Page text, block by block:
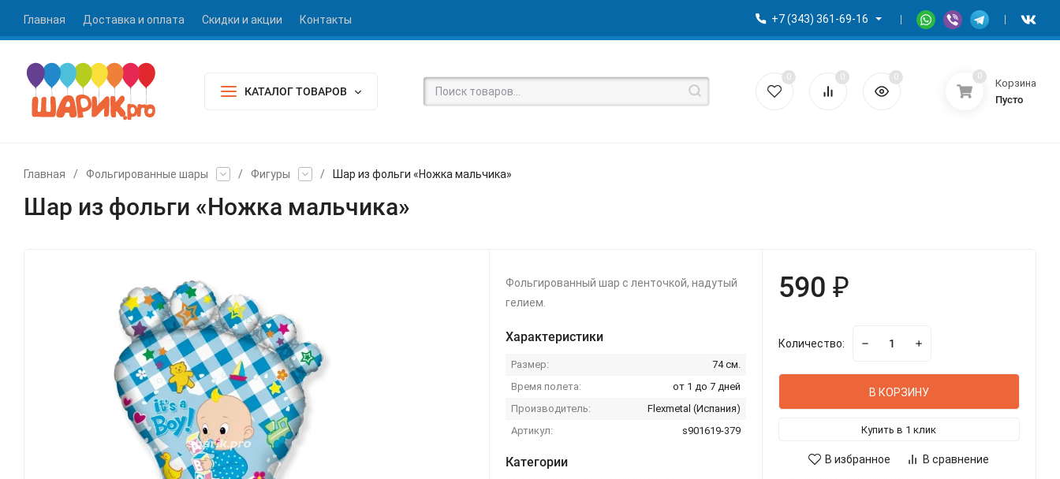
Главная Доставка и оплата Скидки и акции Контакты +7 (343) 361-69-16
КАТАЛОГ ТОВАРОВ
0 0 0 0
Корзина
Пусто
Главная / Фольгированные шары / Фигуры / Шар из фольги «Ножка мальчика»
Шар из фольги «Ножка мальчика»
Фольгированный шар с ленточкой, надутый
гелием.
Характеристики
Размер:
74 см.
Время полета:
от 1 до 7 дней
Производитель:
Flexmetal (Испания)
Артикул:
s901619-379
Категории
590 ₽
Количество:
В КОРЗИНУ
Купить в 1 клик
В избранное В сравнение